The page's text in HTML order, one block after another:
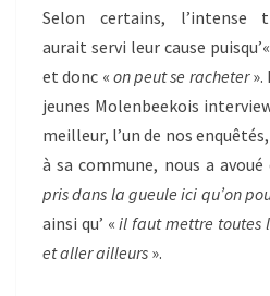
Selon certains, l’intense
aurait servi leur cause puisqu’«
et donc « on peut se racheter
jeunes Molenbeekois
meilleur, l’un de nos
à sa commune, nous a avoué
pris dans la gueule ici qu’on
ainsi qu’ «il faut mettre toutes
et aller ailleurs ».